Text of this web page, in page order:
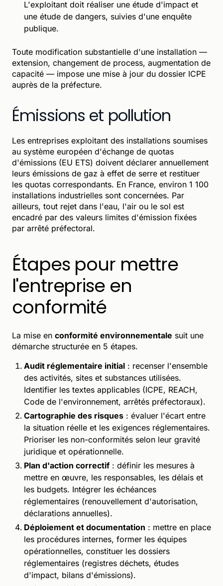
L'exploitant doit réaliser une étude d'impact et
une étude de dangers, suivies d'une enquête
publique.
Toute modification substantielle d'une installation —
extension, changement de process, augmentation de
capacité — impose une mise à jour du dossier ICPE
auprès de la préfecture.
Émissions et pollution
Les entreprises exploitant des installations soumises
au système européen d'échange de quotas
d'émissions (EU ETS) doivent déclarer annuellement
leurs émissions de gaz à effet de serre et restituer
les quotas correspondants. En France, environ 1 100
installations industrielles sont concernées. Par
ailleurs, tout rejet dans l'eau, l'air ou le sol est
encadré par des valeurs limites d'émission fixées
par arrêté préfectoral.
Étapes pour mettre
l'entreprise en
conformité
La mise en conformité environnementale suit une
démarche structurée en 5 étapes.
Audit réglementaire initial : recenser l'ensemble
des activités, sites et substances utilisées.
Identifier les textes applicables (ICPE, REACH,
Code de l'environnement, arrêtés préfectoraux).
Cartographie des risques : évaluer l'écart entre
la situation réelle et les exigences réglementaires.
Prioriser les non-conformités selon leur gravité
juridique et opérationnelle.
Plan d'action correctif: définir les mesures à
mettre en œuvre, les responsables, les délais et
les budgets. Intégrer les échéances
réglementaires (renouvellement d'autorisation,
déclarations annuelles).
Déploiement et documentation : mettre en place
les procédures internes, former les équipes
opérationnelles, constituer les dossiers
réglementaires (registres déchets, études
d'impact, bilans d'émissions).